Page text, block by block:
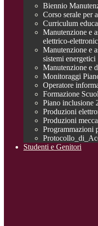
Biennio
Corso serale per
Curriculum
Manutenzione e
elettrico-
Manutenzione e
sistemi energetici
Manutenzione e
Monitoraggi
Operatore
Formazione
Piano inclusione
Produzioni
Produzioni
Programmazioni
Studenti e Genitori